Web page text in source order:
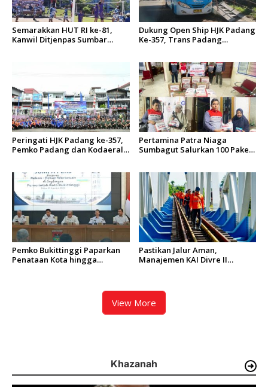
Semarakkan HUT RI ke-81,
Kanwil Ditjenpas Sumbar
Dukung Open Ship HJK Padang
Ke-357, Trans Padang
Peringati HJK Padang ke-357,
Pemko Padang dan Kodaeral
Pertamina Patra Niaga
Sumbagut Salurkan 100 Paket
Pemko Bukittinggi Paparkan
Penataan Kota hingga
Pastikan Jalur Aman,
Manajemen KAI Divre II
View More
Khazanah